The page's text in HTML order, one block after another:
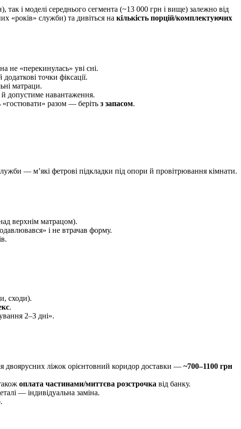
так і моделі середнього сегмента (~13 000 грн і вище) залежно від
«років» служби) та дивіться на кількість порцій/комплектуючих
не «перекинулась» уві сні.
додаткові точки фіксації.
матраци.
й допустиме навантаження.
«гостювати» разом — беріть з запасом.
— м’які фетрові підкладки під опори й провітрювання кімнати.
верхнім матрацом).
і не втрачав форму.
сходи).
.
2–3 дні».
двоярусних ліжок орієнтовний коридор доставки — ~700–1100 грн
оплата частинами/миттєва розстрочка від банку.
— індивідуальна заміна.